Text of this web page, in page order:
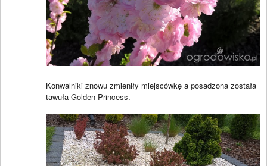
Konwalniki znowu zmieniły miejscówkę a posadzona została
tawuła Golden Princess.